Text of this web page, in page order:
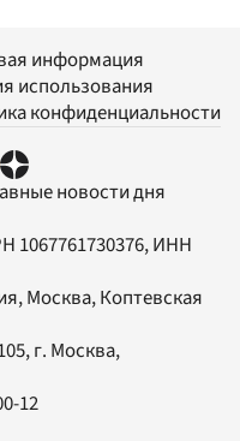
информация
использования
конфиденциальности
новости дня
1067761730376, ИНН
Москва, Коптевская
, г. Москва,
12